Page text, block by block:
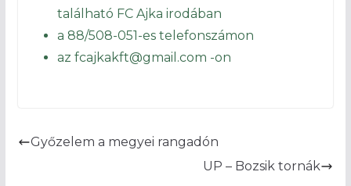
található FC Ajka irodában
a 88/508-051-es telefonszámon
az fcajkakft@gmail.com -on
Győzelem a megyei rangadón
UP – Bozsik tornák